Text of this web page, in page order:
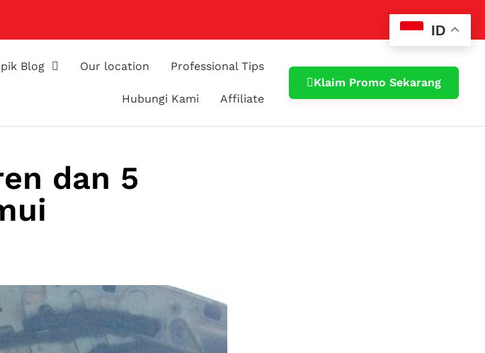
Blog Our location Professional Tips
Hubungi Kami Affiliate
Klaim Promo Sekarang
dan 5
ID